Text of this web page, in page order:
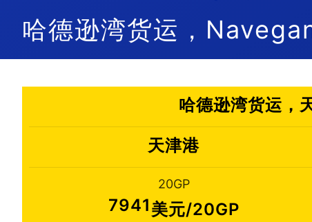
哈德逊湾货运，
哈德逊湾货运，
天津港
20GP
7941美元/20GP